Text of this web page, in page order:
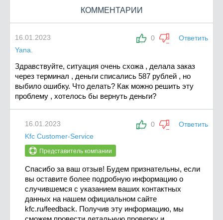
КОММЕНТАРИИ
0 Ответить
16.01.2023
Yana.
Здравствуйте, ситуация очень схожа , делала заказ
через терминал , деньги списались 587 рублей , но
выбило ошибку. Что делать? Как можно решить эту
проблему , хотелось бы вернуть деньги?
0 Ответить
16.01.2023
Kfс Customer-Servicе
Представитель компании
Спасибо за ваш отзыв! Будем признательны, если
вы оставите более подробную информацию о
случившемся с указанием ваших контактных
данных на нашем официальном сайте
kfc.ru/feedback. Получив эту информацию, мы